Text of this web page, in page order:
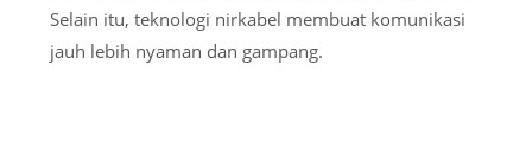
Selain itu, teknologi nirkabel membuat komunikasi
jauh lebih nyaman dan gampang.